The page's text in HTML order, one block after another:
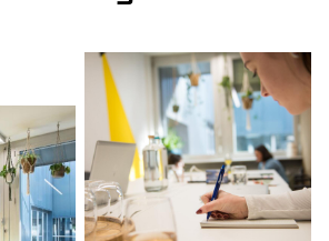
pauses gourmandes ?
sucrés faits maison
de fruits
plat, café gourmand, eau